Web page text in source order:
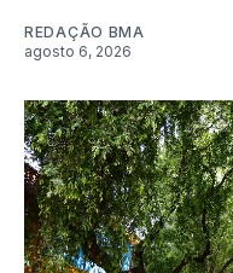
REDAÇÃO BMA
agosto 6, 2026